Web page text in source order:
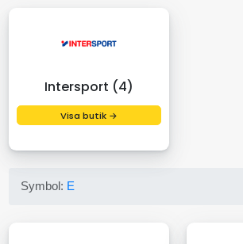
Intersport (4)
Visa butik →
Symbol: E